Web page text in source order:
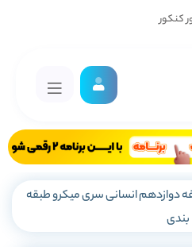
کنکور
دوازدهم انسانی سری میکرو طبقه
بندی